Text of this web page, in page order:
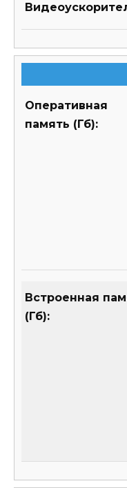
Оперативная
память (Гб):
Встроенная
(Гб):